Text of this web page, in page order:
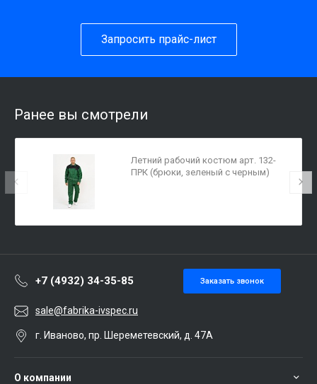
Запросить прайс-лист
Ранее вы смотрели
Летний рабочий костюм арт. 132-
ПРК (брюки, зеленый с черным)
+7 (4932) 34-35-85 Заказать звонок
sale@fabrika-ivspec.ru
г. Иваново, пр. Шереметевский, д. 47А
О компании